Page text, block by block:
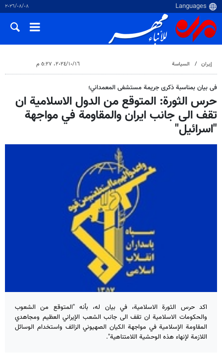
٠٨‏/٠٨‏/٢٠٢٦
إيران السياسة ١٦‏/١٠‏/٢٠٢٤، ٥:٢٧ م
فی بیان بمناسبة ذكرى جريمة مستشفى المعمداني؛
حرس الثورة: المتوقع من الدول الاسلامية ان
تقف الى جانب ايران والمقاومة في مواجهة
"اسرائيل"
اكد حرس الثورة الاسلامية، في بيان له، بأنه "المتوقع من الشعوب
والحكومات الاسلامية ان تقف الى جانب الشعب الإيراني العظيم ومجاهدي
المقاومة الإسلامية في مواجهة الكيان الصهيوني الزائف واستخدام الوسائل
اللازمة لإنهاء هذه الوحشية اللامتناهية".